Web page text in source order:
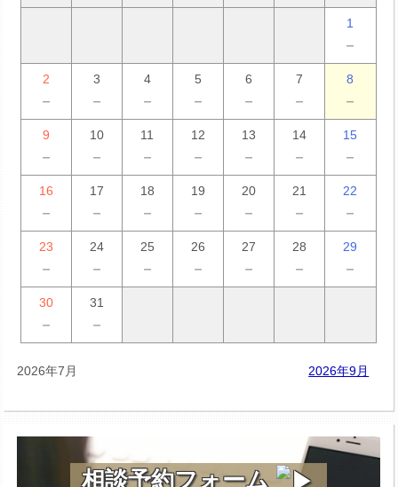
1
－
2
－
3
－
4
－
5
－
6
－
7
－
8
－
9
－
10
－
11
－
12
－
13
－
14
－
15
－
16
－
17
－
18
－
19
－
20
－
21
－
22
－
23
－
24
－
25
－
26
－
27
－
28
－
29
－
30
－
31
－
2026年7月 2026年9月
相談予約フォーム